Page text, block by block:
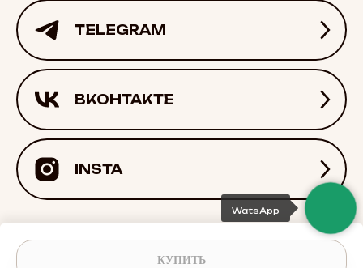
WatsApp
КУПИТЬ
TELEGRAM
ВКОНТАКТЕ
INSTA
благодарим за проявленный интерес к